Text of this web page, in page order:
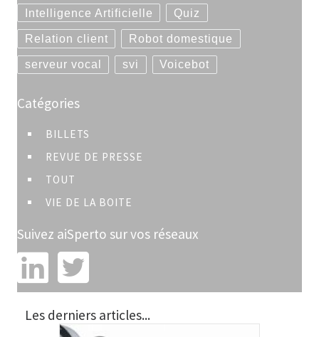
Intelligence Artificielle Quiz
Relation client Robot domestique
serveur vocal svi Voicebot
Catégories
BILLETS
REVUE DE PRESSE
TOUT
VIE DE LA BOITE
Suivez aiSperto sur vos réseaux
Les derniers articles...